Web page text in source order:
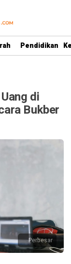
Pendidikan
di
Bukber
Perbesar